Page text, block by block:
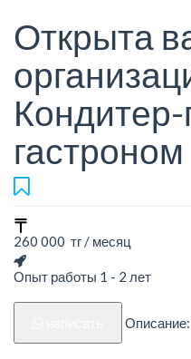
Открыта
Кондитер-
гастроном
260 000 тг / месяц
Опыт работы 1 - 2 лет
Описание: